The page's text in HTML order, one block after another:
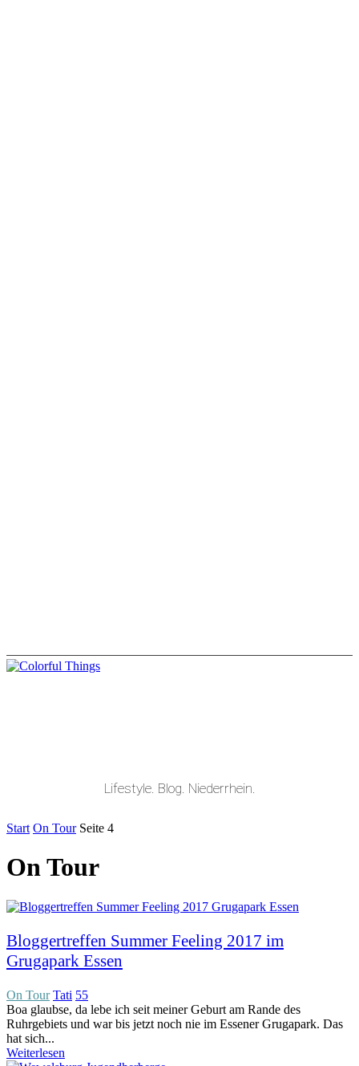
Lifestyle. Blog. Niederrhein.
Start On Tour Seite 4
On Tour
Bloggertreffen Summer Feeling 2017 im
Grugapark Essen
On Tour Tati 55
Boa glaubse, da lebe ich seit meiner Geburt am Rande des
Ruhrgebiets und war bis jetzt noch nie im Essener Grugapark. Das
hat sich...
Weiterlesen